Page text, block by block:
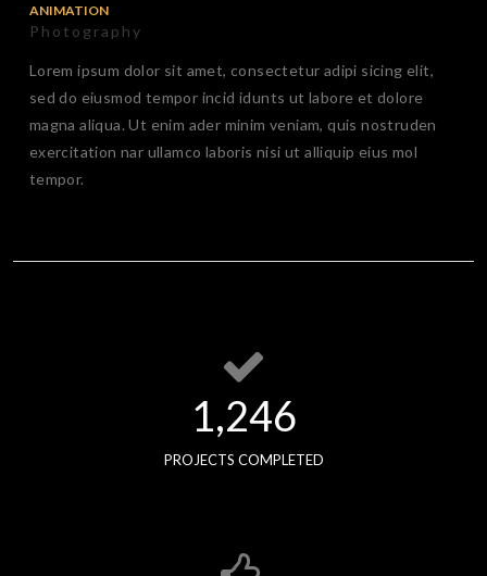
ANIMATION
Photography
Lorem ipsum dolor sit amet, consectetur adipi sicing elit,
sed do eiusmod tempor incid idunts ut labore et dolore
magna aliqua. Ut enim ader minim veniam, quis nostruden
exercitation nar ullamco laboris nisi ut alliquip eius mol
tempor.
1,249
PROJECTS COMPLETED